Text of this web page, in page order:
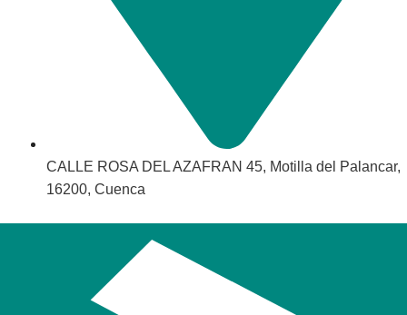
CALLE ROSA DEL AZAFRAN 45, Motilla del Palancar,
16200, Cuenca